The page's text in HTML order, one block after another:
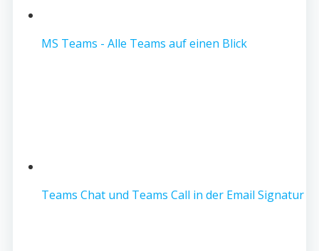
MS Teams - Alle Teams auf einen Blick
Teams Chat und Teams Call in der Email Signatur